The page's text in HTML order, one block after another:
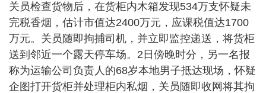
关员检查货物后，在货柜内木箱发现534万支怀疑未
完税香烟，估计市值达2400万元，应课税值达1700
万元。关员随即拘捕司机，并立即监控递送，将货柜
送到邻近一个露天停车场。2日傍晚时分，另一名报
称为运输公司负责人的68岁本地男子抵达现场，怀疑
企图打开货柜并处理柜内私烟，关员随即收网将其拘